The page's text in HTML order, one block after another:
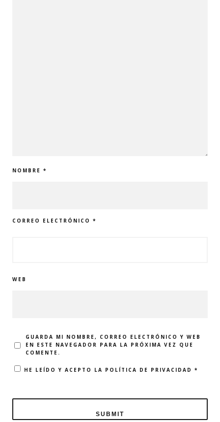
NOMBRE *
CORREO ELECTRÓNICO *
WEB
GUARDA MI NOMBRE, CORREO ELECTRÓNICO Y WEB
EN ESTE NAVEGADOR PARA LA PRÓXIMA VEZ QUE
COMENTE.
HE LEÍDO Y ACEPTO LA POLÍTICA DE PRIVACIDAD *